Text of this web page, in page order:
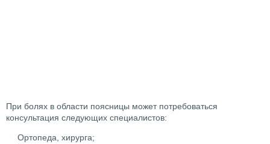
При болях в области поясницы может потребоваться
консультация следующих специалистов:
Ортопеда, хирурга;